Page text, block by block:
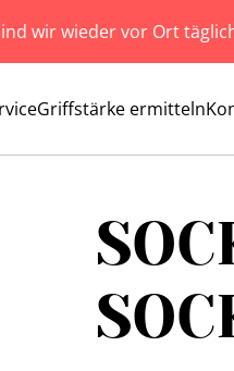
wir wieder vor Ort
Griffstärke ermitteln